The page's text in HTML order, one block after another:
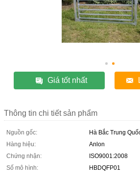
Giá tốt nhất
Thông tin chi tiết sản phẩm
Nguồn gốc:
Hà Bắc Trung
Hàng hiệu:
Anlon
Chứng nhận:
ISO9001:2008
Số mô hình:
HBDQFP01